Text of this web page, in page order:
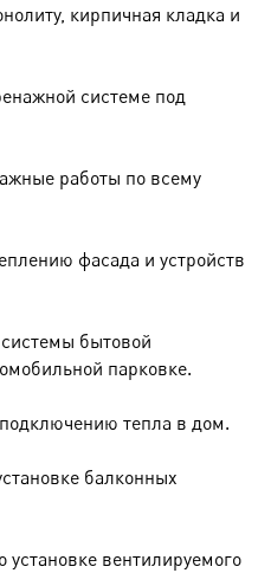
кирпичная кладка и
системе под
работы по всему
фасада и устройств
бытовой
парковке.
тепла в дом.
балконных
вентилируемого